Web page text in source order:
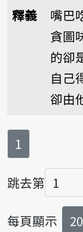
釋義
嘴巴
貪圖
的卻
自己
卻由
第
1
跳去第
頁碼
每頁顯示